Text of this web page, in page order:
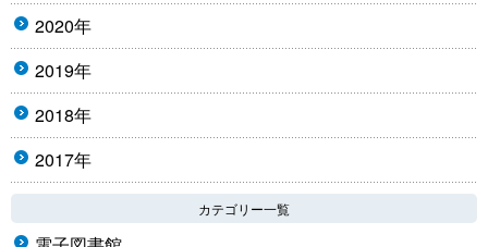
2020年
2019年
2018年
2017年
カテゴリー一覧